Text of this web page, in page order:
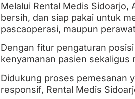
Melalui Rental Medis
bersih, dan siap pakai untuk
pascaoperasi, maupun
Dengan fitur pengaturan
kenyamanan pasien
Didukung proses pemesanan
responsif, Rental Medis